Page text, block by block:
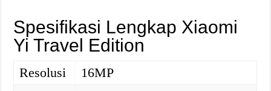
Spesifikasi Lengkap Xiaomi
Yi Travel Edition
Resolusi
16MP